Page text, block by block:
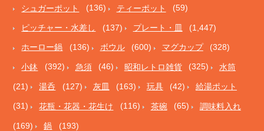
シュガーポット (136) ティーポット (59)
ピッチャー・水差し (137) プレート・皿 (1,447)
ホーロー鍋 (136) ボウル (600) マグカップ (328)
小鉢 (392) 急須 (46) 昭和レトロ雑貨 (325) 水筒
(21) 湯呑 (127) 灰皿 (163) 玩具 (42) 給湯ポット
(31) 花瓶・花器・花生け (116) 茶碗 (65) 調味料入れ
(169) 鍋 (193)